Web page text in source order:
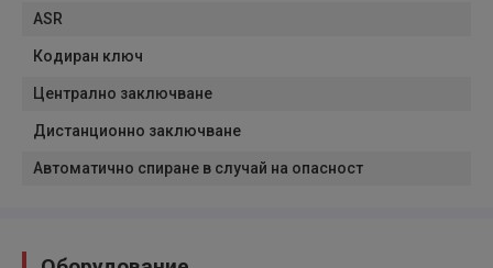
ASR
Кодиран ключ
Централно заключване
Дистанционно заключване
Автоматично спиране в случай на опасност